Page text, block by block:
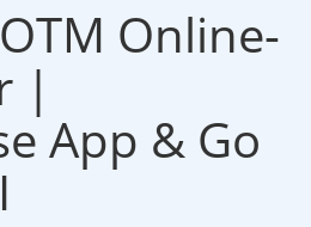
Online-
|
App & Go